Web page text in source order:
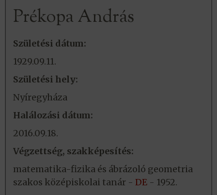
Prékopa András
Születési dátum:
1929.09.11.
Születési hely:
Nyíregyháza
Halálozási dátum:
2016.09.18.
Végzettség, szakképesítés:
matematika-fizika és ábrázoló geometria
szakos középiskolai tanár - DE - 1952.